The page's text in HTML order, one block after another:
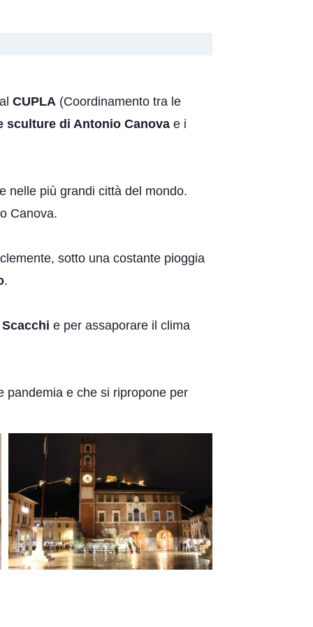
CUPLA (Coordinamento tra le
sculture di Antonio Canova e i
nelle più grandi città del mondo.
Canova.
sotto una costante pioggia
.
e per assaporare il clima
pandemia e che si ripropone per